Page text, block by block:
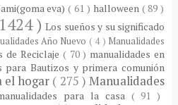
eva)( 61 ) halloween ( 89 )
)Los sueños y su significado
Año Nuevo ( 4 ) Manualidades
de Reciclaje ( 70 ) manualidades en
para Bautizos y primera comunión
el hogar ( 275 )Manualidades
para la casa ( 91 )